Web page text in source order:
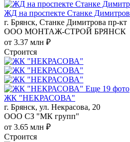
ЖД на проспекте Станке
г. Брянск, Станке Димитрова пр-кт
ООО МОНТАЖ-СТРОЙ БРЯНСК
от 3.37 млн ₽
Строится
Еще 19 фото
ЖК "НЕКРАСОВА"
г. Брянск, ул. Некрасова, 20
ООО СЗ "МК групп"
от 3.65 млн ₽
Строится